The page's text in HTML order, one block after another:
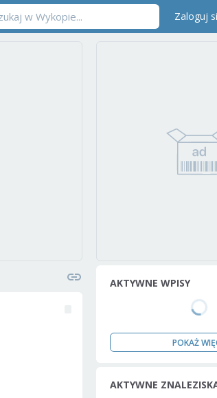
Zaloguj
AKTYWNE WPISY
POKAŻ
AKTYWNE